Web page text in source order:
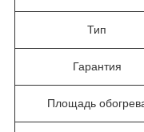
Тип
Гарантия
Площадь